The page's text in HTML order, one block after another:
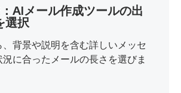
AIメール作成ツールの出
選択
背景や説明を含む詳しいメッセ
に合ったメールの長さを選びま